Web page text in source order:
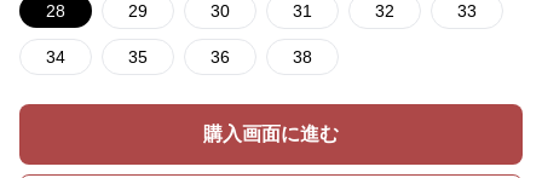
28 29 30 31 32 33
34 35 36 38
購入画面に進む